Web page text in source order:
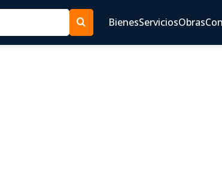
BienesServiciosObras